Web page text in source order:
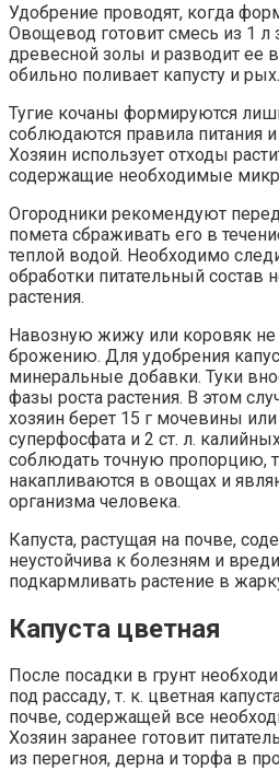
Удобрение проводят, когда
Овощевод готовит смесь из 1 л
древесной золы и разводит ее
обильно поливает капусту и
Тугие кочаны формируются
соблюдаются правила питания
Хозяин использует отходы
содержащие необходимые
Огородники рекомендуют
помета сбраживать его в
теплой водой. Необходимо
обработки питательный состав
растения.
Навозную жижу или коровяк не
брожению. Для удобрения
минеральные добавки. Туки
фазы роста растения. В этом
хозяин берет 15 г мочевины
суперфосфата и 2 ст. л.
соблюдать точную пропорцию,
накапливаются в овощах и
организма человека.
Капуста, растущая на почве,
неустойчива к болезням и
подкармливать растение в
Капуста цветная
После посадки в грунт
под рассаду, т. к. цветная
почве, содержащей все
Хозяин заранее готовит
из перегноя, дерна и торфа в